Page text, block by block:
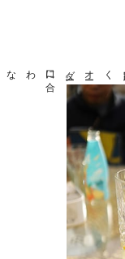
ー。
口に
合
わない
料理